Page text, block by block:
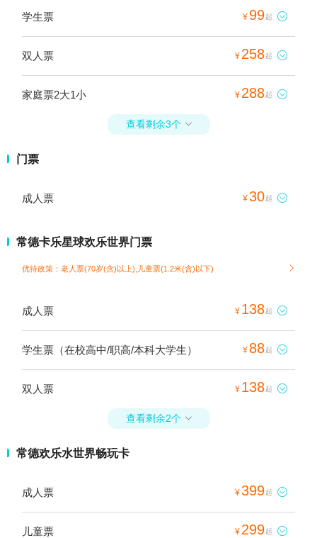
学生票 ¥ 99起 
双人票 ¥ 258起 
家庭票2大1小 ¥ 288起 
查看剩余3个 
门票
成人票 ¥30起 
常德卡乐星球欢乐世界门票
优待政策：老人票(70岁(含)以上),儿童票(1.2米(含)以下) 
成人票 ¥ 138起 
学生票（在校高中/职高/本科大学生） ¥ 88起 
双人票 ¥ 138起 
查看剩余2个 
常德欢乐水世界畅玩卡
成人票 ¥399起 
儿童票 ¥ 299起 